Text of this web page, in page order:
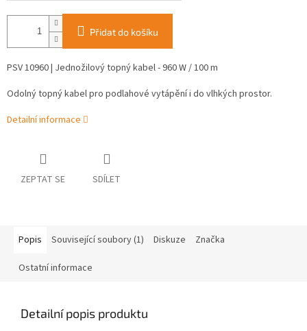
Přidat do košíku
PSV 10960 | Jednožilový topný kabel - 960 W / 100 m
Odolný topný kabel pro podlahové vytápění i do vlhkých prostor.
Detailní informace
ZEPTAT SE SDÍLET
Popis Související soubory (1) Diskuze Značka
Ostatní informace
Detailní popis produktu